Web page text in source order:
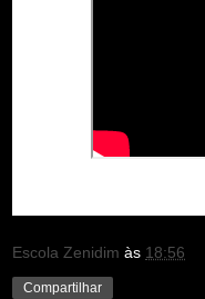
Escola Zenidim às 18:56
Compartilhar